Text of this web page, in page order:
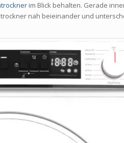
im Blick behalten. Gerade
nah beieinander und